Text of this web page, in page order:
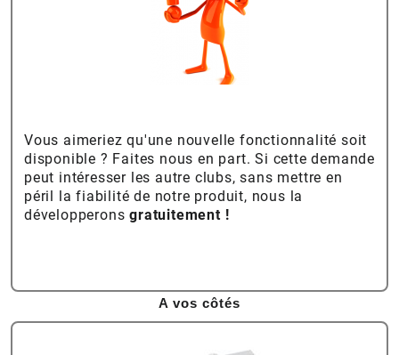
Vous aimeriez qu'une nouvelle fonctionnalité soit
disponible ? Faites nous en part. Si cette demande
peut intéresser les autre clubs, sans mettre en
péril la fiabilité de notre produit, nous la
développeronsgratuitement !
A vos côtés